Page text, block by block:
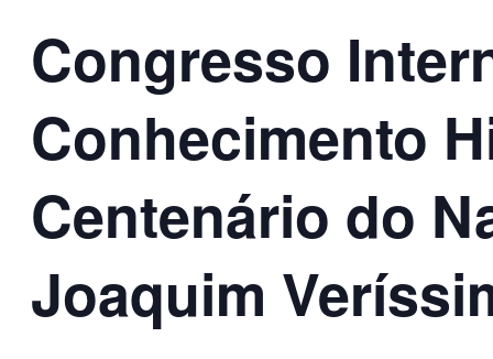
Congresso
Conhecimento
Centenário do
Joaquim